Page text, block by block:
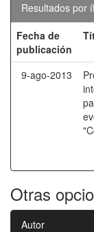
Resultados por
Fecha de
publicación
9-ago-2013
Otras
Autor